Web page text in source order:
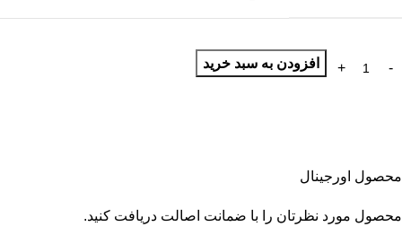
افزودن به سبد خرید
محصول اورجینال
محصول مورد نظرتان را با ضمانت اصالت دریافت کنید.